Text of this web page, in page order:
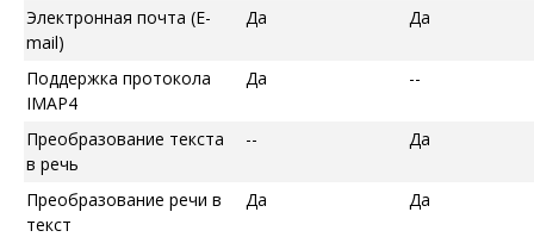
Электронная почта (E-
mail)
Да Да
Поддержка протокола
IMAP4
Да --
Преобразование текста
в речь
-- Да
Преобразование речи в
текст
Да Да